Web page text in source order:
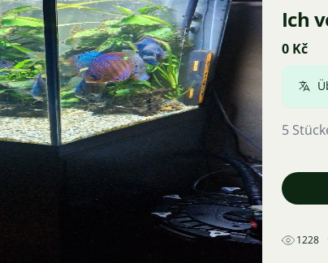
Ich
0 Kč
5
1228